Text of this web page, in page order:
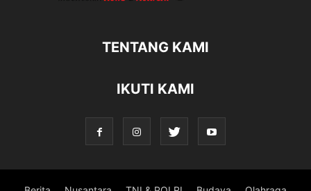
TENTANG KAMI
IKUTI KAMI